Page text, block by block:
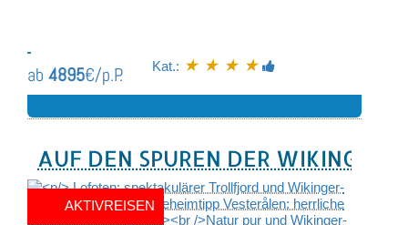
Kat.: ★ ★ ★ ★
ab 4895€/p.P.
AUF DEN SPUREN DER WIKINGER
AKTIVREISEN